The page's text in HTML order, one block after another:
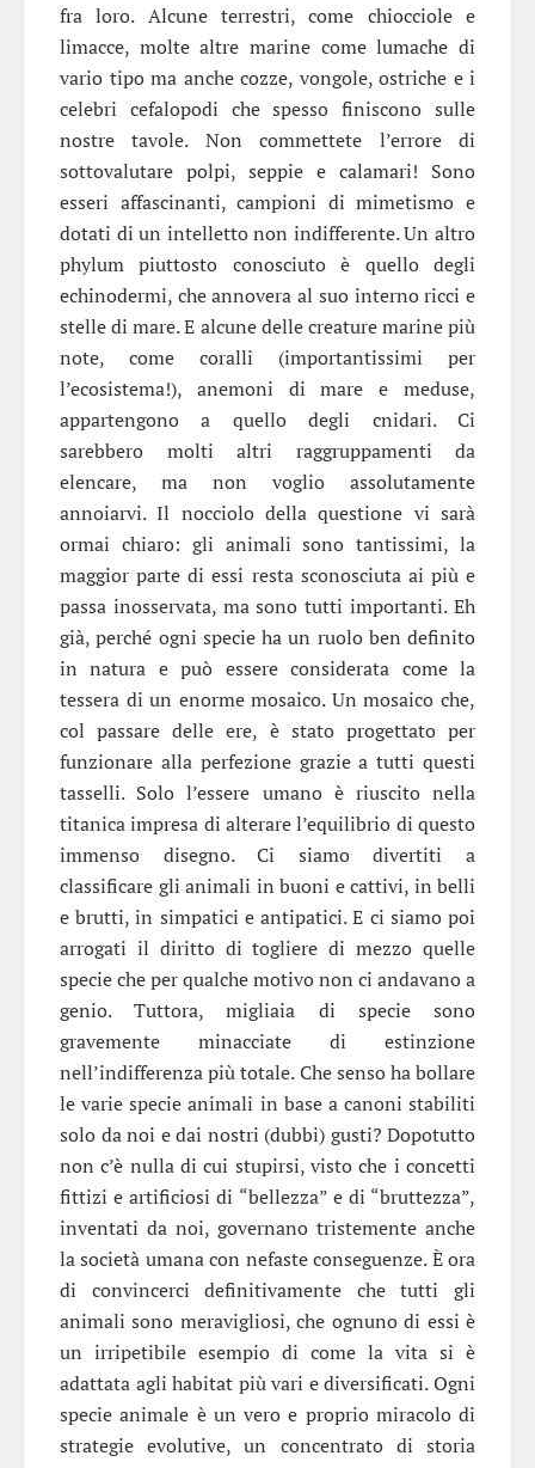
fra loro. Alcune terrestri, come chiocciole e
limacce, molte altre marine come lumache di
vario tipo ma anche cozze, vongole, ostriche e i
celebri cefalopodi che spesso finiscono sulle
nostre tavole. Non commettete l’errore di
sottovalutare polpi, seppie e calamari! Sono
esseri affascinanti, campioni di mimetismo e
dotati di un intelletto non indifferente. Un altro
phylum piuttosto conosciuto è quello degli
echinodermi, che annovera al suo interno ricci e
stelle di mare. E alcune delle creature marine più
note, come coralli (importantissimi per
l’ecosistema!), anemoni di mare e meduse,
appartengono a quello degli cnidari. Ci
sarebbero molti altri raggruppamenti da
elencare, ma non voglio assolutamente
annoiarvi. Il nocciolo della questione vi sarà
ormai chiaro: gli animali sono tantissimi, la
maggior parte di essi resta sconosciuta ai più e
passa inosservata, ma sono tutti importanti. Eh
già, perché ogni specie ha un ruolo ben definito
in natura e può essere considerata come la
tessera di un enorme mosaico. Un mosaico che,
col passare delle ere, è stato progettato per
funzionare alla perfezione grazie a tutti questi
tasselli. Solo l’essere umano è riuscito nella
titanica impresa di alterare l’equilibrio di questo
immenso disegno. Ci siamo divertiti a
classificare gli animali in buoni e cattivi, in belli
e brutti, in simpatici e antipatici. E ci siamo poi
arrogati il diritto di togliere di mezzo quelle
specie che per qualche motivo non ci andavano a
genio. Tuttora, migliaia di specie sono
gravemente minacciate di estinzione
nell’indifferenza più totale. Che senso ha bollare
le varie specie animali in base a canoni stabiliti
solo da noi e dai nostri (dubbi) gusti? Dopotutto
non c’è nulla di cui stupirsi, visto che i concetti
fittizi e artificiosi di “bellezza” e di “bruttezza”,
inventati da noi, governano tristemente anche
la società umana con nefaste conseguenze. È ora
di convincerci definitivamente che tutti gli
animali sono meravigliosi, che ognuno di essi è
un irripetibile esempio di come la vita si è
adattata agli habitat più vari e diversificati. Ogni
specie animale è un vero e proprio miracolo di
strategie evolutive, un concentrato di storia